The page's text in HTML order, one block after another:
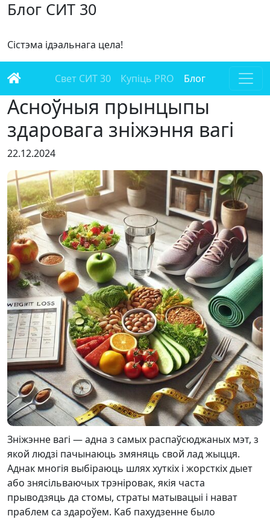
Блог СИТ 30
Сістэма ідэальнага цела!
Свет СИТ 30 Купіць PRO Блог
Асноўныя прынцыпы
здаровага зніжэння вагі
22.12.2024
Зніжэнне вагі — адна з самых распаўсюджаных мэт, з
якой людзі пачынаюць змяняць свой лад жыцця.
Аднак многія выбіраюць шлях хуткіх і жорсткіх дыет
або знясільваючых трэніровак, якія часта
прыводзяць да стомы, страты матывацыі і нават
праблем са здароўем. Каб пахудзенне было